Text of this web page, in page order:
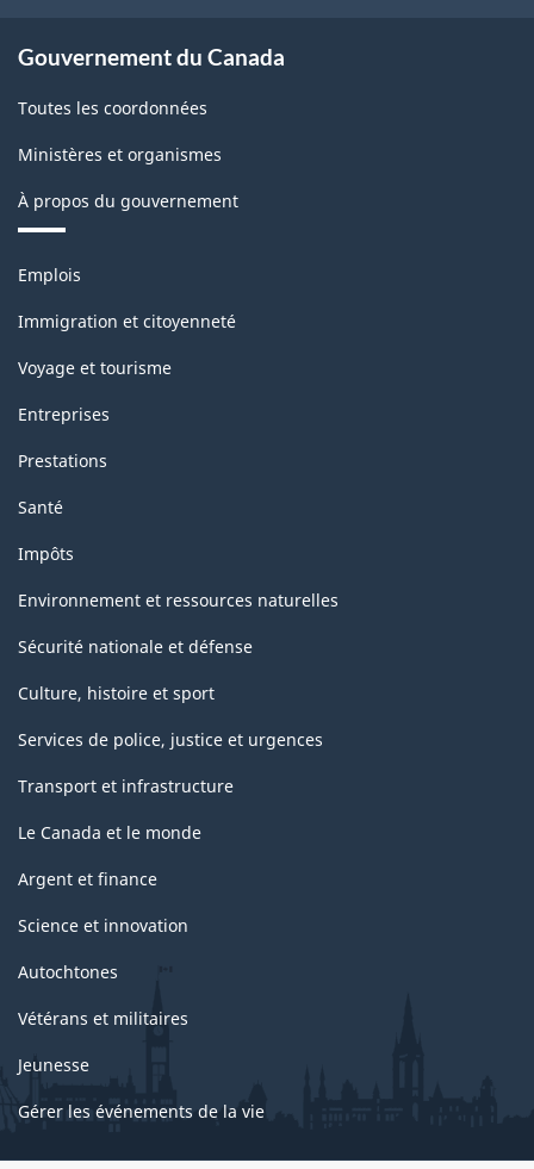
Gouvernement du Canada
Toutes les coordonnées
Ministères et organismes
À propos du gouvernement
Thèmes
sujets
Emplois
Immigration et citoyenneté
Voyage et tourisme
Entreprises
Prestations
Santé
Impôts
Environnement et ressources naturelles
Sécurité nationale et défense
Culture, histoire et sport
Services de police, justice et urgences
Transport et infrastructure
Le Canada et le monde
Argent et finance
Science et innovation
Autochtones
Vétérans et militaires
Jeunesse
Gérer les événements de la vie